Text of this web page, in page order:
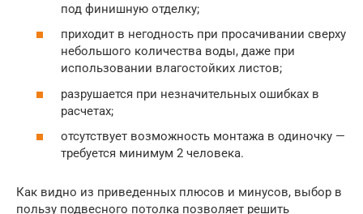
под финишную отделку;
приходит в негодность при просачивании сверху
небольшого количества воды, даже при
использовании влагостойких листов;
разрушается при незначительных ошибках в
расчетах;
отсутствует возможность монтажа в одиночку —
требуется минимум 2 человека.
Как видно из приведенных плюсов и минусов, выбор в
пользу подвесного потолка позволяет решить